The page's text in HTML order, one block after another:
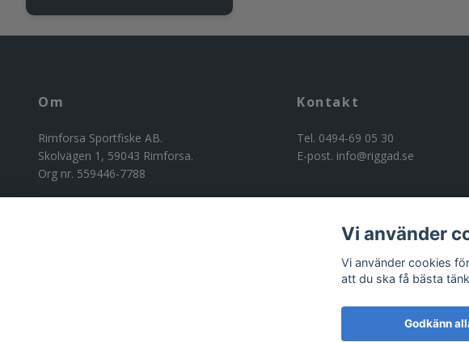
Om
Rimforsa Sportfiske AB.
Skolvägen 1, 59043 Rimforsa.
Org nr. 559446-7788
Kontakt
Tel. 0494-69 05 30
E-post. info@riggad.se
Vi använder
Vi använder cookies
att du ska få bästa
Godkänn